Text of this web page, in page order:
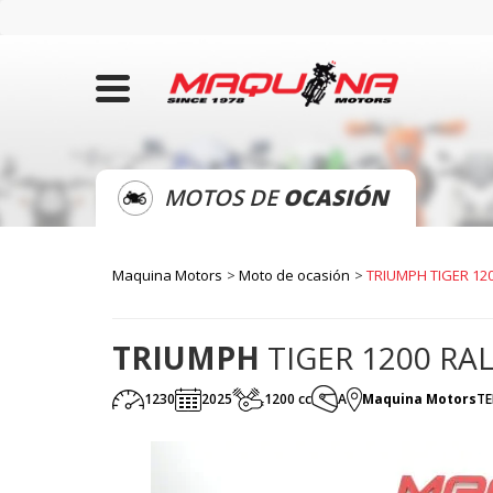
MOTOS DEOCASIÓN
Maquina Motors Moto de ocasión TRIUMPH TIGER
TRIUMPH TIGER 1200
1230 2025 1200 cc A Maquina Motors